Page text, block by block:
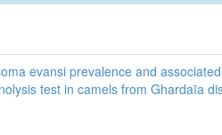
evansi prevalence and
test in camels from Ghardaïa